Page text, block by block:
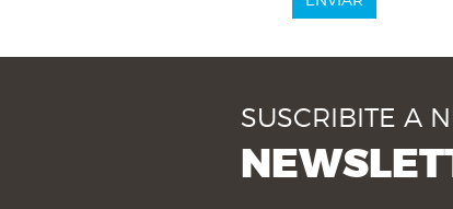
SUSCRIBITE A